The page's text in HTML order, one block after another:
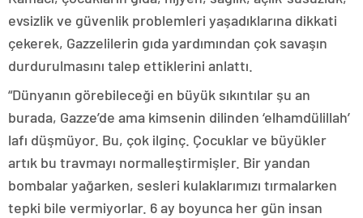
evsizlik ve güvenlik problemleri yaşadıklarına dikkati
çekerek, Gazzelilerin gıda yardımından çok savaşın
durdurulmasını talep ettiklerini anlattı.
“Dünyanın görebileceği en büyük sıkıntılar şu an
burada, Gazze’de ama kimsenin dilinden ‘elhamdülillah’
lafı düşmüyor. Bu, çok ilginç. Çocuklar ve büyükler
artık bu travmayı normalleştirmişler. Bir yandan
bombalar yağarken, sesleri kulaklarımızı tırmalarken
tepki bile vermiyorlar. 6 ay boyunca her gün insan